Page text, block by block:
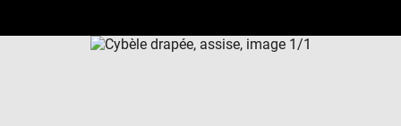
Download
Next
Previous